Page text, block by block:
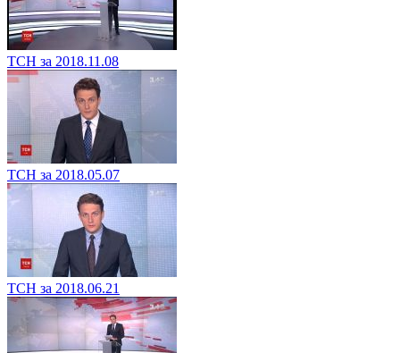
ТСН за 2018.11.08
ТСН за 2018.05.07
ТСН за 2018.06.21